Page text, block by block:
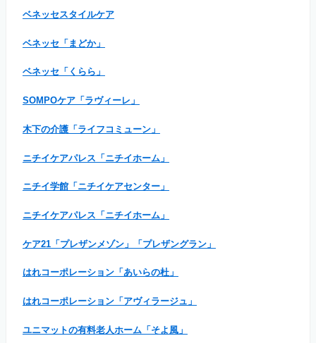
ベネッセスタイルケア
ベネッセ「まどか」
ベネッセ「くらら」
SOMPOケア「ラヴィーレ」
木下の介護「ライフコミューン」
ニチイケアパレス「ニチイホーム」
ニチイ学館「ニチイケアセンター」
ニチイケアパレス「ニチイホーム」
ケア21「プレザンメゾン」「プレザングラン」
はれコーポレーション「あいらの杜」
はれコーポレーション「アヴィラージュ」
ユニマットの有料老人ホーム「そよ風」